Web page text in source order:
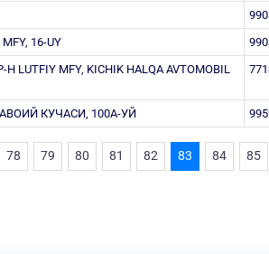
16-UY
MFY, KICHIK HALQA AVTOMOBIL
КУЧАСИ, 100А-УЙ
78 79 80 81 82 83 84 85